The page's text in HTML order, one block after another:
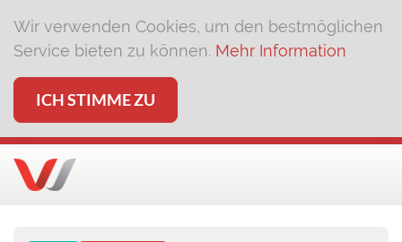
Wir verwenden Cookies, um den bestmöglichen
Service bieten zu können. Mehr Information
ICH STIMME ZU